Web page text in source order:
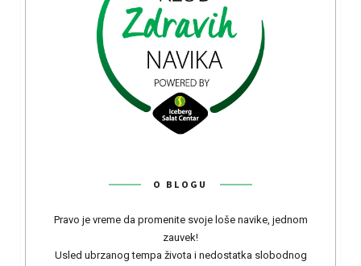
O BLOGU
Pravo je vreme da promenite svoje loše navike, jednom
zauvek!
Usled ubrzanog tempa života i nedostatka slobodnog